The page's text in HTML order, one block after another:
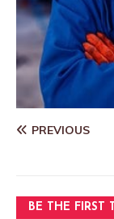
PREVIOUS
BE THE FIRST